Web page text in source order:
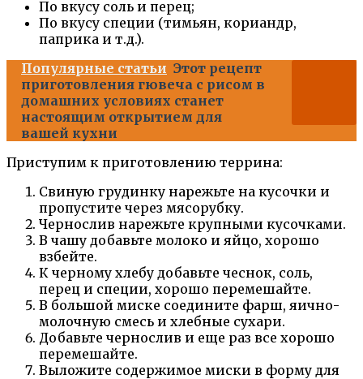
По вкусу соль и перец;
По вкусу специи (тимьян, кориандр,
паприка и т.д.).
Популярные статьи Этот рецепт
приготовления гювеча с рисом в
домашних условиях станет
настоящим открытием для
вашей кухни
Приступим к приготовлению террина:
Свиную грудинку нарежьте на кусочки и
пропустите через мясорубку.
Чернослив нарежьте крупными кусочками.
В чашу добавьте молоко и яйцо, хорошо
взбейте.
К черному хлебу добавьте чеснок, соль,
перец и специи, хорошо перемешайте.
В большой миске соедините фарш, яично-
молочную смесь и хлебные сухари.
Добавьте чернослив и еще раз все хорошо
перемешайте.
Выложите содержимое миски в форму для